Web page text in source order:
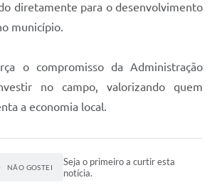
diretamente para o desenvolvimento
município.
o compromisso da Administração
no campo, valorizando quem
a economia local.
NÃO GOSTEI
Seja o primeiro a curtir esta
notícia.